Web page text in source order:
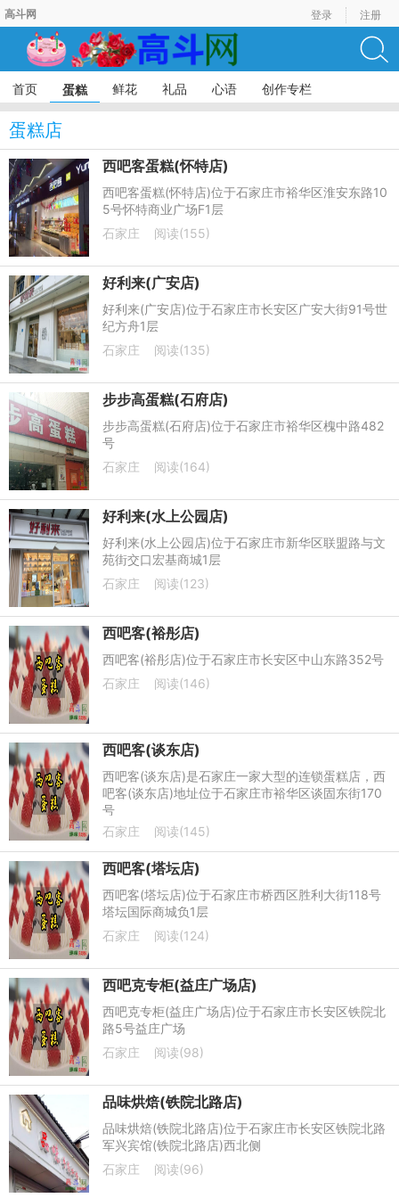
高斗网 登录 注册
首页 蛋糕 鲜花 礼品 心语 创作专栏
蛋糕店
西吧客蛋糕(怀特店)
西吧客蛋糕(怀特店)位于石家庄市裕华区淮安东路10
5号怀特商业广场F1层
石家庄
阅读(155)
好利来(广安店)
好利来(广安店)位于石家庄市长安区广安大街91号世
纪方舟1层
石家庄
阅读(135)
步步高蛋糕(石府店)
步步高蛋糕(石府店)位于石家庄市裕华区槐中路482
号
石家庄
阅读(164)
好利来(水上公园店)
好利来(水上公园店)位于石家庄市新华区联盟路与文
苑街交口宏基商城1层
石家庄
阅读(123)
西吧客(裕彤店)
西吧客(裕彤店)位于石家庄市长安区中山东路352号
石家庄
阅读(146)
西吧客(谈东店)
西吧客(谈东店)是石家庄一家大型的连锁蛋糕店，西
吧客(谈东店)地址位于石家庄市裕华区谈固东街170
号
石家庄
阅读(145)
西吧客(塔坛店)
西吧客(塔坛店)位于石家庄市桥西区胜利大街118号
塔坛国际商城负1层
石家庄
阅读(124)
西吧克专柜(益庄广场店)
西吧克专柜(益庄广场店)位于石家庄市长安区铁院北
路5号益庄广场
石家庄
阅读(98)
品味烘焙(铁院北路店)
品味烘焙(铁院北路店)位于石家庄市长安区铁院北路
军兴宾馆(铁院北路店)西北侧
石家庄
阅读(96)